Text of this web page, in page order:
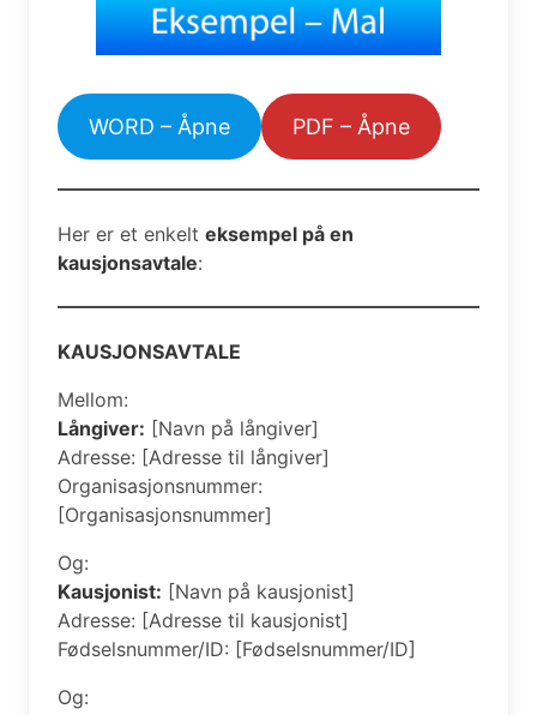
WORD – Åpne PDF – Åpne
Her er et enkelt eksempel på en
kausjonsavtale:
KAUSJONSAVTALE
Mellom:
Långiver: [Navn på långiver]
Adresse: [Adresse til långiver]
Organisasjonsnummer:
[Organisasjonsnummer]
Og:
Kausjonist: [Navn på kausjonist]
Adresse: [Adresse til kausjonist]
Fødselsnummer/ID: [Fødselsnummer/ID]
Og: